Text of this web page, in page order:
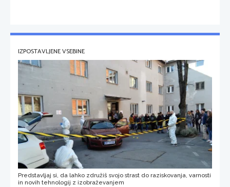
IZPOSTAVLJENE VSEBINE
Predstavljaj si, da lahko združiš svojo strast do raziskovanja, varnosti
in novih tehnologij z izobraževanjem